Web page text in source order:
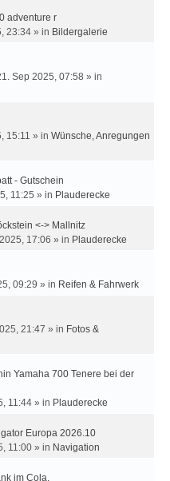
adventure r
23:34 » in Bildergalerie
Sep 2025, 07:58 » in
15:11 » in Wünsche, Anregungen
- Gutschein
11:25 » in Plauderecke
<-> Mallnitz
17:06 » in Plauderecke
09:29 » in Reifen & Fahrwerk
21:47 » in Fotos &
Yamaha 700 Tenere bei der
11:44 » in Plauderecke
Europa 2026.10
11:00 » in Navigation
im Cola.